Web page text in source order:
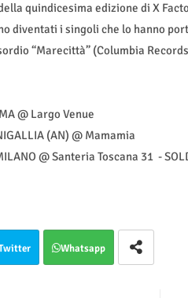
quindicesima edizione di X
diventati i singoli che lo hanno
“Marecittà” (Columbia
@ Largo Venue
(AN) @ Mamamia
@ Santeria Toscana 31 -
Whatsapp